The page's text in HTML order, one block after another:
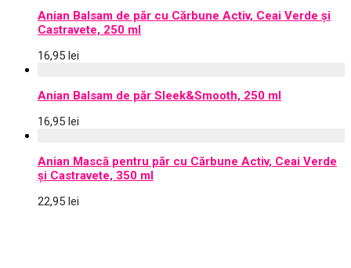
Anian Balsam de păr cu Cărbune Activ, Ceai Verde și
Castravete, 250 ml
16,95 lei
Anian Balsam de păr Sleek&Smooth, 250 ml
16,95 lei
Anian Mască pentru păr cu Cărbune Activ, Ceai Verde
și Castravete, 350 ml
22,95 lei